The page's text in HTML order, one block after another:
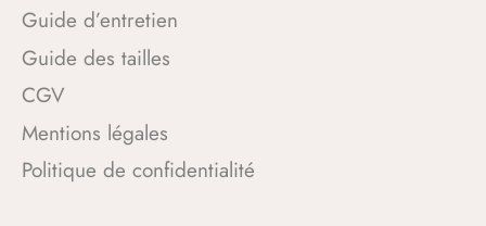
Guide d’entretien
Guide des tailles
CGV
Mentions légales
Politique de confidentialité